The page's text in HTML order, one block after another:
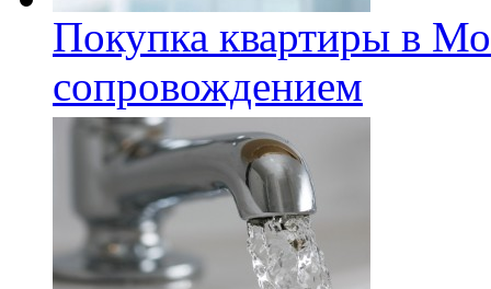
Покупка квартиры в
сопровождением